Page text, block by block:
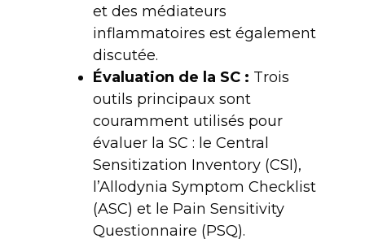
et des médiateurs
inflammatoires est également
discutée.
Évaluation de la SC : Trois
outils principaux sont
couramment utilisés pour
évaluer la SC : le Central
Sensitization Inventory (CSI),
l’Allodynia Symptom Checklist
(ASC) et le Pain Sensitivity
Questionnaire (PSQ).